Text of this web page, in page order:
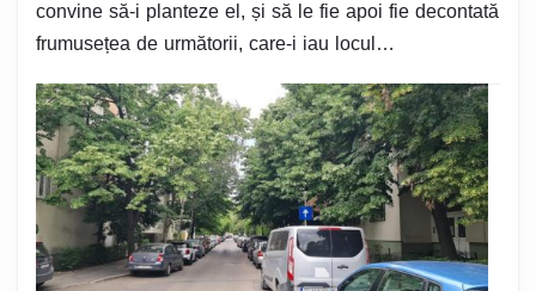
convine să-i planteze el, și să le fie apoi fie decontată
frumusețea de următorii, care-i iau locul…